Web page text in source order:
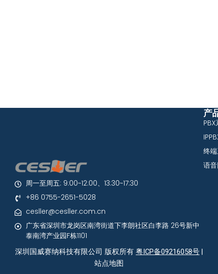
周一至周五: 9:00~12:00、13:30~17:30
+86 0755-2651-5028
cesller@cesller.com.cn
广东省深圳市龙岗区南湾街道下李朗社区白李路 26号新中
泰南湾产业园F栋1101
产
终
语
深圳国威赛纳科技有限公司 版权所有 粤ICP备09216058号 |
站点地图